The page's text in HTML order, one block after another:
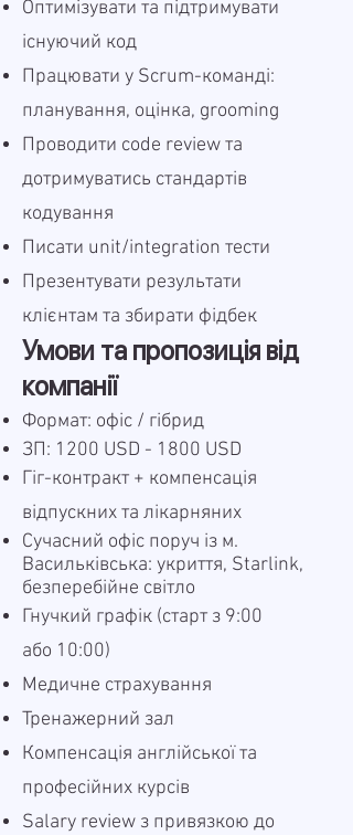
Оптимізувати та підтримувати
існуючий код
Працювати у Scrum-команді:
планування, оцінка, grooming
Проводити code review та
дотримуватись стандартів
кодування
Писати unit/integration тести
Презентувати результати
клієнтам та збирати фідбек
Умови та пропозиція від
компанії
Формат: офіс / гібрид
ЗП: 1200 USD - 1800 USD
Гіг-контракт + компенсація
відпускних та лікарняних
Сучасний офіс поруч із м.
Васильківська: укриття, Starlink,
безперебійне світло
Гнучкий графік (старт з 9:00
або 10:00)
Медичне страхування
Тренажерний зал
Компенсація англійської та
професійних курсів
Salary review з привязкою до